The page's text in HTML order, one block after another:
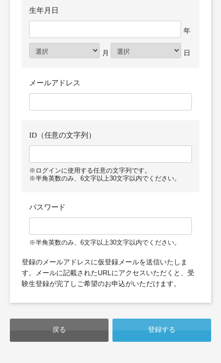
生年月日
メールアドレス
ID（任意の文字列）
※ログインに使用する任意の文字列です。
※半角英数のみ、6文字以上30文字以内でください。
パスワード
※半角英数のみ、6文字以上30文字以内でください。
登録のメールアドレスに仮登録メールを送信いたしま
す。
メールに記載されたURLにアクセスいただくと、受
験生登録が完了しご希望のお申込がいただけます。
戻る 登録する